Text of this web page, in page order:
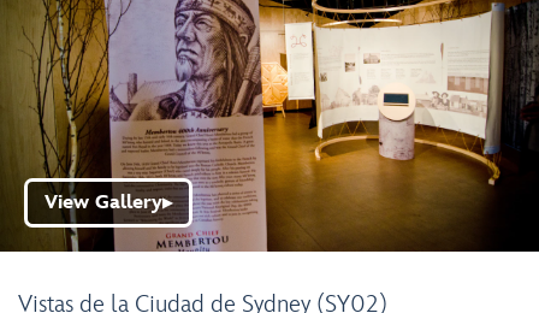
Vistas de la Ciudad de Sydney (SY02)
View Gallery▶